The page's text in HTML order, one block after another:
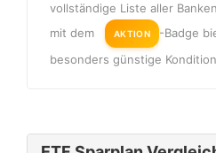
vollständige Liste aller
mit dem
AKTION
-Badge
besonders günstige